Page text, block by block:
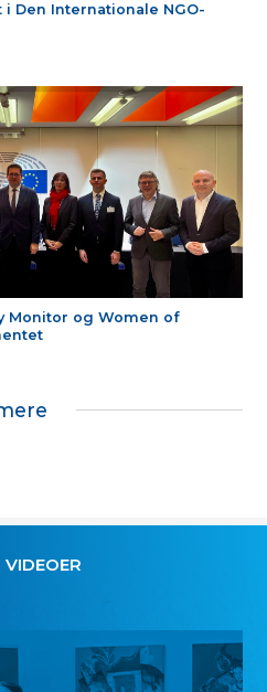
Den Internationale NGO-
Monitor og Women of
VIDEOER